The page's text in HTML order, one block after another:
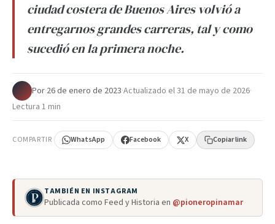
ciudad costera de Buenos Aires volvió a
entregarnos grandes carreras, tal y como
sucedió en la primera noche.
Por·26 de enero de 2023·Actualizado el31 de mayo de 2026·
Lectura 1 min
COMPARTIR WhatsApp Facebook X Copiar link
TAMBIÉN EN INSTAGRAM
Publicada como Feed y Historia en @pioneropinamar